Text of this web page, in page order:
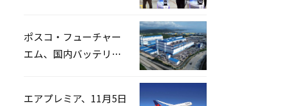
ポスコ・フューチャー
エム、国内バッテリー
エアプレミア、11月5日